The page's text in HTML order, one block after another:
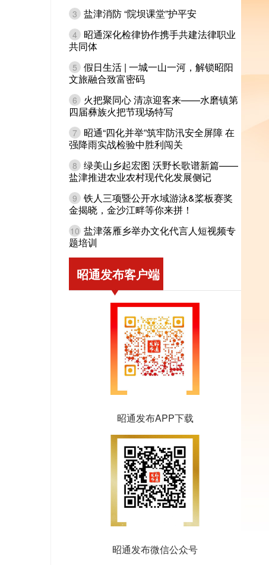
3 盐津消防 “院坝课堂”护平安
4
昭通深化检律协作携手共建法律职业
共同体
5 假日生活 | 一城一山一河，解锁昭阳
文旅融合致富密码
6
火把聚同心 清凉迎客来——水磨镇第
四届彝族火把节现场特写
7
昭通“四化并举”筑牢防汛安全屏障 在
强降雨实战检验中胜利闯关
8 绿美山乡起宏图 沃野长歌谱新篇——
盐津推进农业农村现代化发展侧记
9 铁人三项暨公开水域游泳&桨板赛奖
金揭晓，金沙江畔等你来拼！
10 盐津落雁乡举办文化代言人短视频专
题培训
昭通发布客户端
昭通发布APP下载
昭通发布微信公众号